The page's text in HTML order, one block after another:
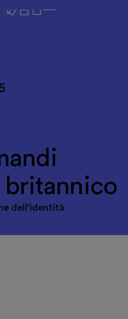
britannico
dell’identità